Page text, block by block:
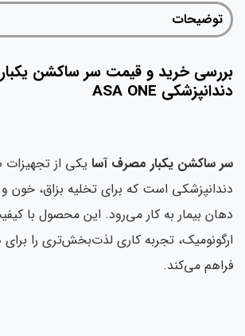
توضیحات
بررسی خرید و قیمت سر ساکشن
دندانپزشکی ASA ONE
سر ساکشن یکبار مصرف آسا یکی از
دندانپزشکی است که برای تخلیه بزاق، خون و
دهان بیمار به کار می‌رود. این محصول با
ارگونومیک، تجربه کاری لذت‌بخش‌تری را برای
فراهم می‌کند.